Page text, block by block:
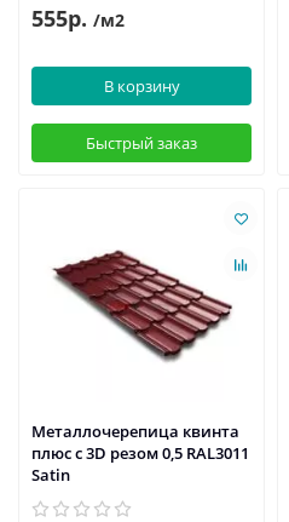
555р. /м2
В корзину
Быстрый заказ
Металлочерепица квинта
плюс c 3D резом 0,5 RAL3011
Satin